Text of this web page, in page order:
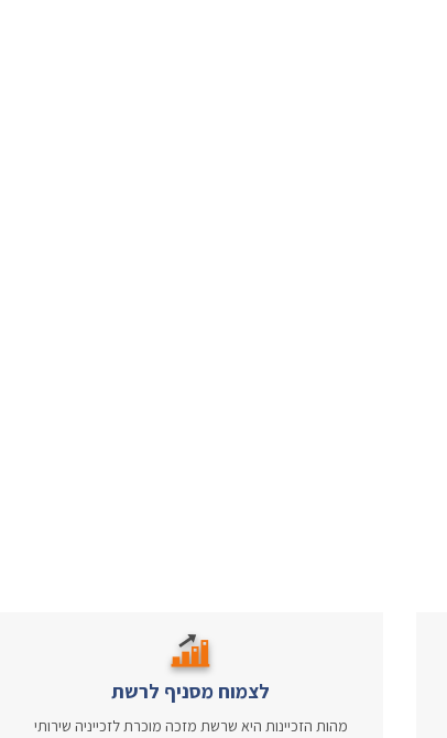
לצמוח מסניף לרשת
מהות הזכיינות היא שרשת מזכה מוכרת לזכייניה שירותי